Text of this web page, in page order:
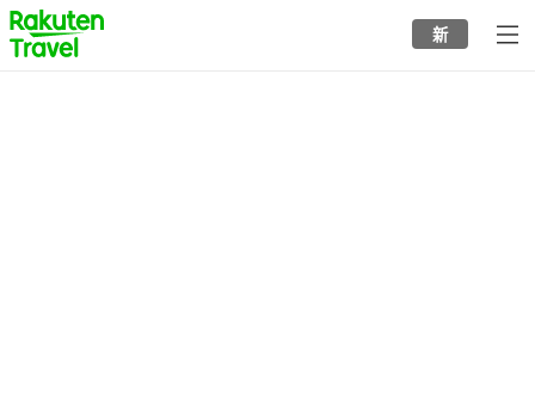
to
top
page
新